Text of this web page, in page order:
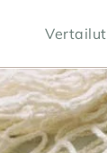
Vertailut